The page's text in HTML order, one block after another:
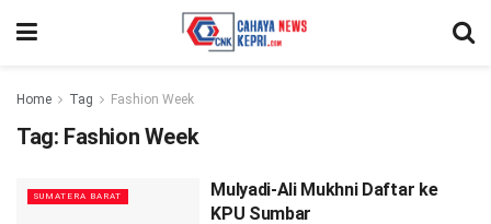
Home Tag Fashion Week
Tag: Fashion Week
SUMATERA BARAT
Mulyadi-Ali Mukhni Daftar ke
KPU Sumbar